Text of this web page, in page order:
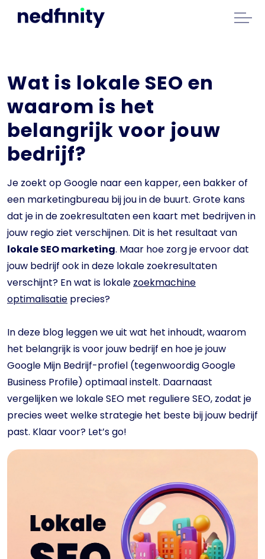
Wat is lokale SEO en
waarom is het
belangrijk voor jouw
bedrijf?
Je zoekt op Google naar een kapper, een bakker of
een marketingbureau bij jou in de buurt. Grote kans
dat je in de zoekresultaten een kaart met bedrijven in
jouw regio ziet verschijnen. Dit is het resultaat van
lokale SEO marketing. Maar hoe zorg je ervoor dat
jouw bedrijf ook in deze lokale zoekresultaten
verschijnt? En wat is lokale zoekmachine
optimalisatie precies?
In deze blog leggen we uit wat het inhoudt, waarom
het belangrijk is voor jouw bedrijf en hoe je jouw
Google Mijn Bedrijf-profiel (tegenwoordig Google
Business Profile) optimaal instelt. Daarnaast
vergelijken we lokale SEO met reguliere SEO, zodat je
precies weet welke strategie het beste bij jouw bedrijf
past. Klaar voor? Let’s go!